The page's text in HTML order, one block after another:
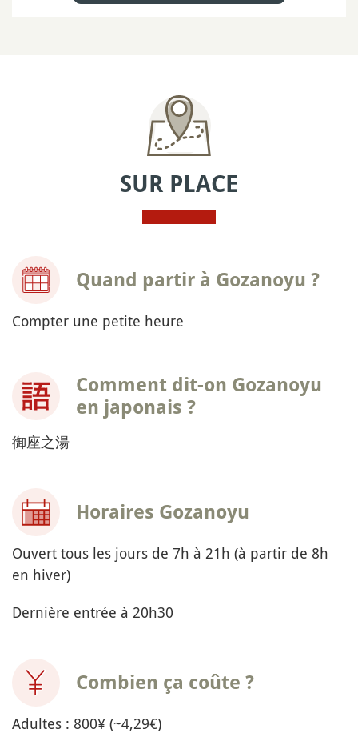
SUR PLACE
Quand partir à Gozanoyu ?
Compter une petite heure
Comment dit-on Gozanoyu
en japonais ?
御座之湯
Horaires Gozanoyu
Ouvert tous les jours de 7h à 21h (à partir de 8h
en hiver)
Dernière entrée à 20h30
Combien ça coûte ?
Adultes : 800¥ (~4,29€)